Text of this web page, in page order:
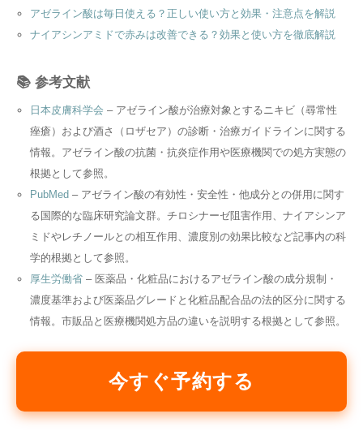
アゼライン酸は毎日使える？正しい使い方と効果・注意点を解説
ナイアシンアミドで赤みは改善できる？効果と使い方を徹底解説
📚 参考文献
日本皮膚科学会 – アゼライン酸が治療対象とするニキビ（尋常性
痤瘡）および酒さ（ロザセア）の診断・治療ガイドラインに関する
情報。アゼライン酸の抗菌・抗炎症作用や医療機関での処方実態の
根拠として参照。
PubMed – アゼライン酸の有効性・安全性・他成分との併用に関す
る国際的な臨床研究論文群。チロシナーゼ阻害作用、ナイアシンア
ミドやレチノールとの相互作用、濃度別の効果比較など記事内の科
学的根拠として参照。
厚生労働省– 医薬品・化粧品におけるアゼライン酸の成分規制・
濃度基準および医薬品グレードと化粧品配合品の法的区分に関する
情報。市販品と医療機関処方品の違いを説明する根拠として参照。
今すぐ予約する